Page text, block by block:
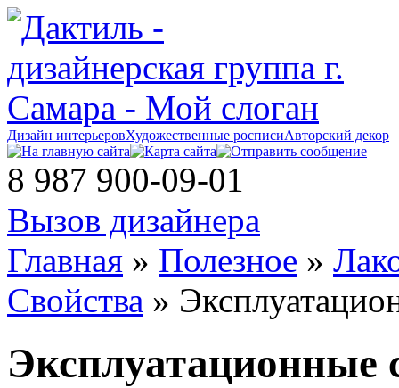
Дизайн интерьеровХудожественные росписиАвторский декор
8 987 900-09-01
Вызов дизайнера
Главная » Полезное »
Свойства »
Эксплуатационные